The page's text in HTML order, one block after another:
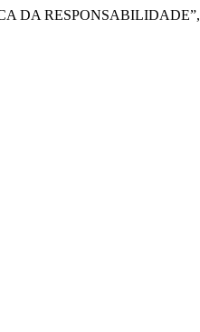
DA RESPONSABILIDADE”,